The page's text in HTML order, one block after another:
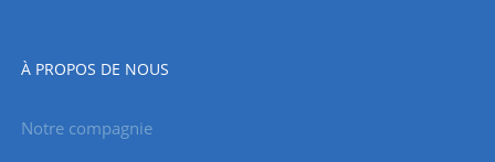
À PROPOS DE NOUS
Notre compagnie